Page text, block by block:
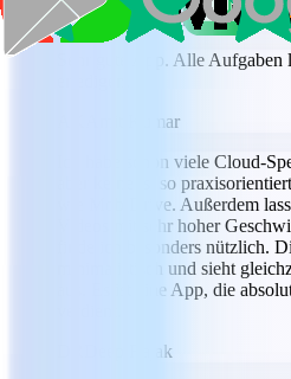
TATimothy Ament
Sehr gute App. Alle Aufgaben
Amit Kumar
Ich habe schon viele Cloud-
aber keine ist so
wie MobiDrive. Außerdem
Videos mit sehr hoher
finde ich besonders nützlich.
minimalistisch und sieht
aus. Es ist eine App, die
Deep Rajak